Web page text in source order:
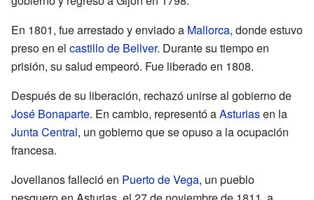
En 1801, fue arrestado y enviado a Mallorca, donde estuvo
preso en el castillo de Bellver. Durante su tiempo en
prisión, su salud empeoró. Fue liberado en 1808.
Después de su liberación, rechazó unirse al gobierno de
José Bonaparte. En cambio, representó aAsturiasen la
Junta Central, un gobierno que se opuso a la ocupación
francesa.
Jovellanos falleció en Puerto de Vega, un pueblo